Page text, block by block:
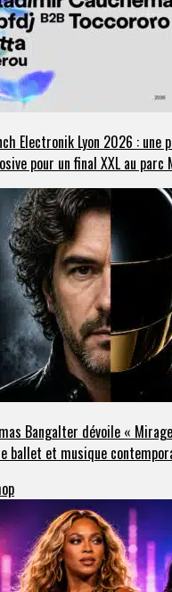
Electronik Lyon 2026 : une
pour un final XXL au parc
Bangalter dévoile «
ballet et musique